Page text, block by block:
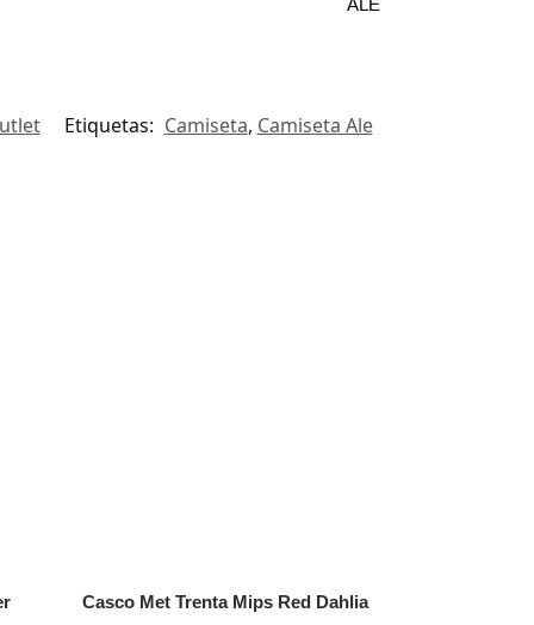
ALE
Etiquetas: Camiseta, Camiseta Ale
Casco Met Trenta Mips Red Dahlia